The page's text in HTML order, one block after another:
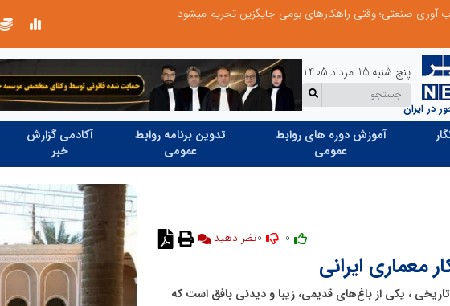
آوری صنعتی؛ وقتی راهکارهای بومی جایگزین تحریم میشود
در ایران
پنج شنبه 15 مرداد 1405
آموزش دوره های روابط
عمومی
تدوین برنامه روابط
عمومی
آکادمی گزارش
خبر
نظر دهید
معماری ایرانی
، یکی از باغ‌های قدیمی، زیبا و دیدنی بافق است که